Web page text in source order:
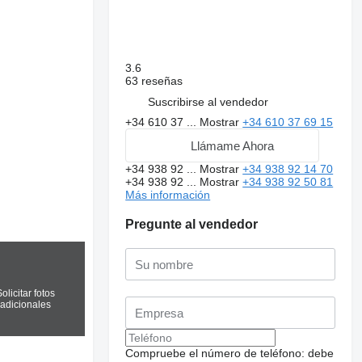
fotos
adicionales
3.6
63 reseñas
Suscribirse al vendedor
+34 610 37 ... Mostrar+34 610 37 69 15
Llámame Ahora
+34 938 92 ... Mostrar+34 938 92 14 70
+34 938 92 ... Mostrar+34 938 92 50 81
Más información
Pregunte al vendedor
Compruebe el número de teléfono: debe